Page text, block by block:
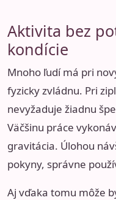
Aktivita bez
kondície
Mnoho ľudí má pri
fyzicky zvládnu. Pri
nevyžaduje žiadnu
Väčšinu práce
gravitácia. Úlohou
pokyny, správne
Aj vďaka tomu môže